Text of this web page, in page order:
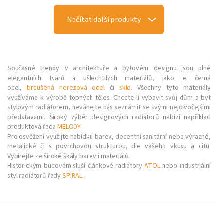
Načítat další produkty
Současné trendy v architektuře a bytovém designu jsou plné
elegantních tvarů a ušlechtilých materiálů, jako je černá
ocel,broušená nerezová ocel či sklo. Všechny tyto materiály
využíváme k výrobě topných těles. Chcete-li vybavit svůj dům a byt
stylovým radiátorem, neváhejte nás seznámit se svými nejdivočejšími
představami. Široký výběr designových radiátorů nabízí například
produktová řada MELODY.
Pro osvěžení využijte nabídku barev, decentní sanitární nebo výrazné,
metalické či s povrchovou strukturou, dle vašeho vkusu a citu.
Vybírejte ze široké škály barev i materiálů.
Historickým budovám sluší článkové radiátory ATOL nebo industriální
styl radiátorů řady SPIRAL.